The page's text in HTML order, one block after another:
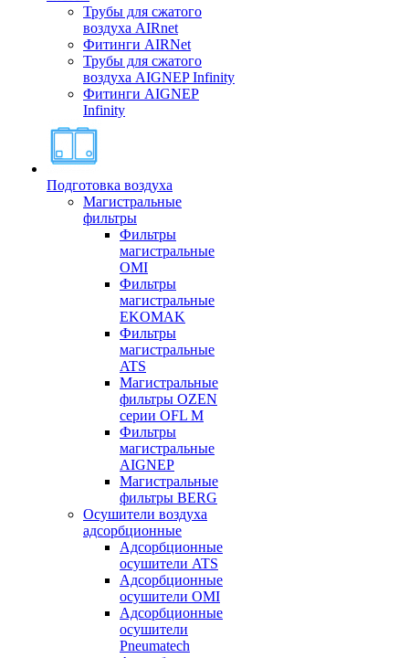
Трубы для сжатого
воздуха AIRnet
Фитинги AIRNet
Трубы для сжатого
воздуха AIGNEP Infinity
Фитинги AIGNEP
Infinity
Подготовка воздуха
Магистральные
фильтры
Фильтры
магистральные
OMI
Фильтры
магистральные
EKOMAK
Фильтры
магистральные
ATS
Магистральные
фильтры OZEN
серии OFL M
Фильтры
магистральные
AIGNEP
Магистральные
фильтры BERG
Осушители воздуха
адсорбционные
Адсорбционные
осушители ATS
Адсорбционные
осушители OMI
Адсорбционные
осушители
Pneumatech